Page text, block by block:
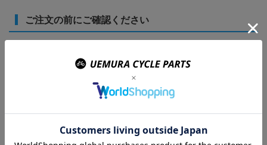
ご注文の前にご確認ください
ご注文頂きましたら、弊社および仕入先の在庫を確認いたしまして、メー
廃盤や欠品・納期未定などの理由により、ご注文をキャンセルさせていた
商品のカラーはディスプレイ環境により実物と異なって見える場合がござ